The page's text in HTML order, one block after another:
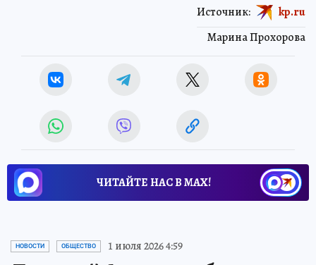
Марина Прохорова
Источник: kp.ru
ЧИТАЙТЕ НАС В МАХ!
НОВОСТИ ОБЩЕСТВО 1 июля 2026 4:59